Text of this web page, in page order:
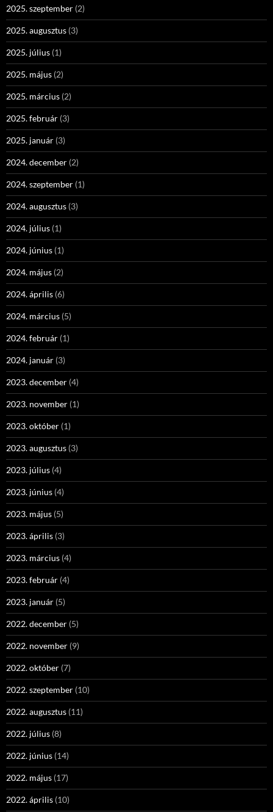
2025. szeptember (2)
2025. augusztus (3)
2025. július (1)
2025. május (2)
2025. március (2)
2025. február (3)
2025. január (3)
2024. december (2)
2024. szeptember (1)
2024. augusztus (3)
2024. július (1)
2024. június (1)
2024. május (2)
2024. április (6)
2024. március (5)
2024. február (1)
2024. január (3)
2023. december (4)
2023. november (1)
2023. október (1)
2023. augusztus (3)
2023. július (4)
2023. június (4)
2023. május (5)
2023. április (3)
2023. március (4)
2023. február (4)
2023. január (5)
2022. december (5)
2022. november (9)
2022. október (7)
2022. szeptember (10)
2022. augusztus (11)
2022. július (8)
2022. június (14)
2022. május (17)
2022. április (10)